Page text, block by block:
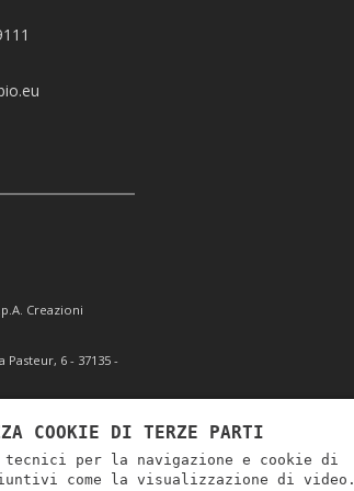
Creazioni
6 - 37135 -
Reg. Impr. Verona
Soc. € 10.000.000 i.v. -
COOKIE DI TERZE PARTI
per la navigazione e cookie di
come la visualizzazione di video.